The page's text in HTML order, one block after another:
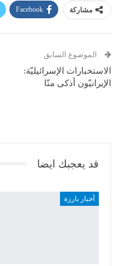
مشاركة Facebook
البريد الإلكتروني
الموضوع السابق
الاستخبارات الإسرائيليّة:
الإيرانيّون أذكى منّا
قد يعجبك ايضا
أخبار بارزة